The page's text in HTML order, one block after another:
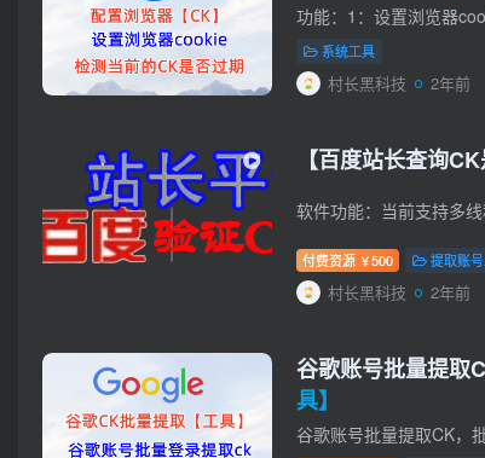
系统工具
村长黑科技 2年前
【百度站长查询
软件功能：当前支持多
付费资源 ￥500 提取账
村长黑科技 2年前
谷歌账号批量提取
具】